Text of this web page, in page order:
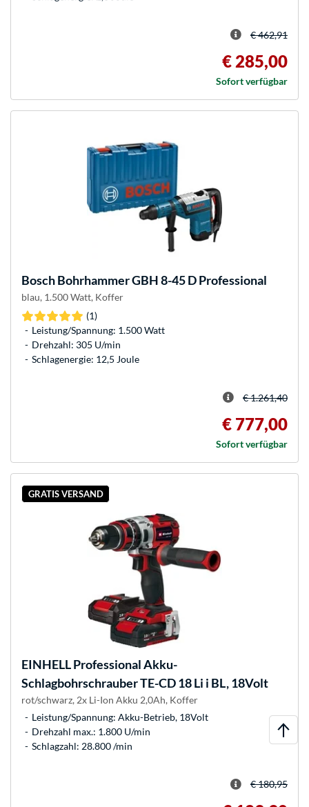
€ 462,91
€ 285,00
Sofort verfügbar
BoschBohrhammer GBH 8-45 D Professional
blau, 1.500 Watt, Koffer
(1)
Leistung/Spannung: 1.500 Watt
Drehzahl: 305 U/min
Schlagenergie: 12,5 Joule
€ 1.261,40
€ 777,00
Sofort verfügbar
GRATIS VERSAND
EINHELLProfessional Akku-
Schlagbohrschrauber TE-CD 18 Li i BL, 18Volt
rot/schwarz, 2x Li-Ion Akku 2,0Ah, Koffer
Leistung/Spannung: Akku-Betrieb, 18Volt
Drehzahl max.: 1.800 U/min
Schlagzahl: 28.800 /min
€ 180,95